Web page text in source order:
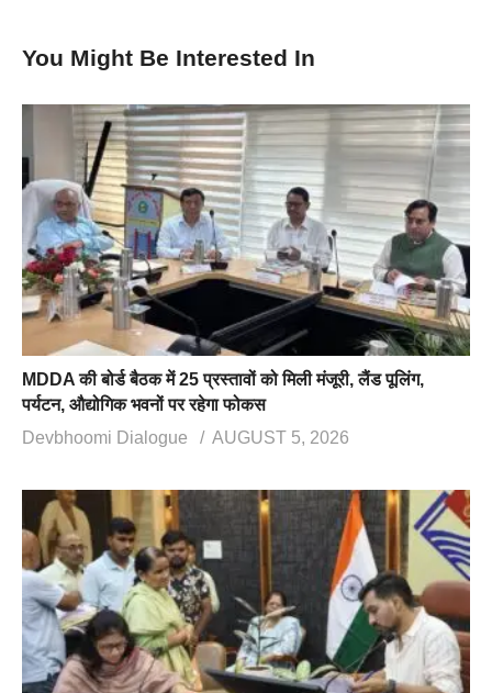
You Might Be Interested In
MDDA की बोर्ड बैठक में 25 प्रस्तावों को मिली मंजूरी, लैंड पूलिंग,
पर्यटन, औद्योगिक भवनों पर रहेगा फोकस
Devbhoomi Dialogue
AUGUST 5, 2026